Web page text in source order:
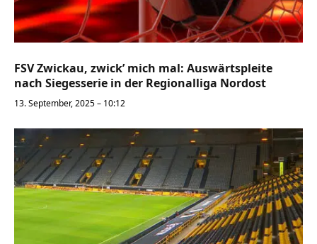
FSV Zwickau, zwick’ mich mal: Auswärtspleite
nach Siegesserie in der Regionalliga Nordost
13. September, 2025 – 10:12